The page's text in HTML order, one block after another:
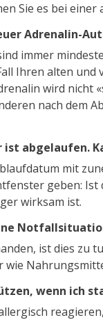
Sie es bei
Adrenalin-
immer
Ihren alten
wird
nach dem
abgelaufen.
mit
geben:
wirksam ist.
ist dies zu
wie
wenn ich